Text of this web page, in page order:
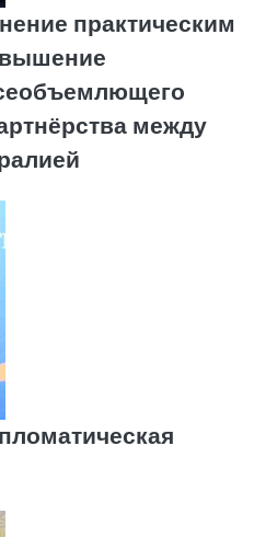
практическим
между